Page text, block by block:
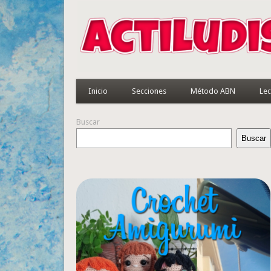
Inicio Secciones Método ABN
Buscar
Buscar